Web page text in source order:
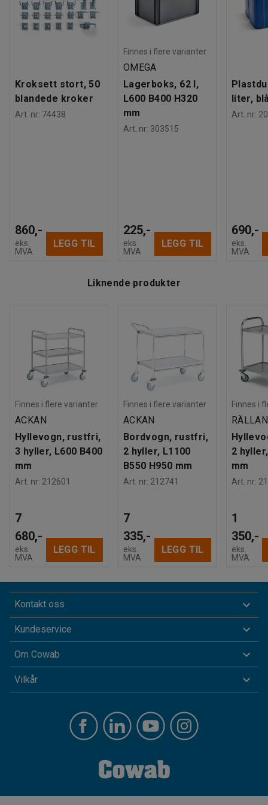
Kroksett stort, 50
blandede kroker
Art. nr: 74438
860,-
eks.
MVA
LEGG TIL
Finnes i flere varianter
OMEGA
Lagerboks, 62 l,
L600 B400 H320
mm
Art. nr: 303515
225,-
eks.
MVA
LEGG TIL
liter,
Art. nr:
690,-
eks.
MVA
Liknende produkter
Finnes i flere varianter
ACKAN
Hyllevogn, rustfri,
3 hyller, L600 B400
mm
Art. nr: 212601
7
680,-
eks.
MVA
LEGG TIL
Finnes i flere varianter
ACKAN
Bordvogn, rustfri,
2 hyller, L1100
B550 H950 mm
Art. nr: 212741
7
335,-
eks.
MVA
LEGG TIL
Finnes i
RÄLLAN
2
mm
Art. nr:
1
350,-
eks.
MVA
Kontakt oss
Kundeservice
Om Cowab
Vilkår